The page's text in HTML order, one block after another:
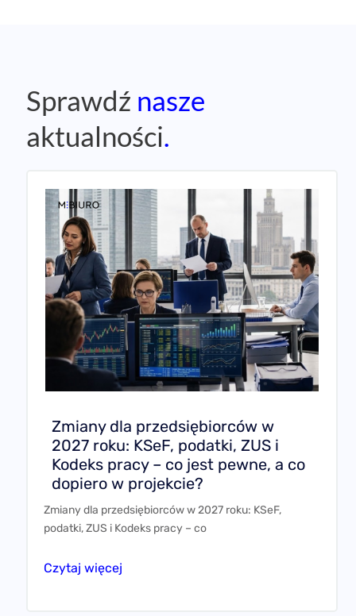
Sprawdź nasze
aktualności.
Zmiany dla przedsiębiorców w
2027 roku: KSeF, podatki, ZUS i
Kodeks pracy – co jest pewne, a co
dopiero w projekcie?
Zmiany dla przedsiębiorców w 2027 roku: KSeF,
podatki, ZUS i Kodeks pracy – co
Czytaj więcej